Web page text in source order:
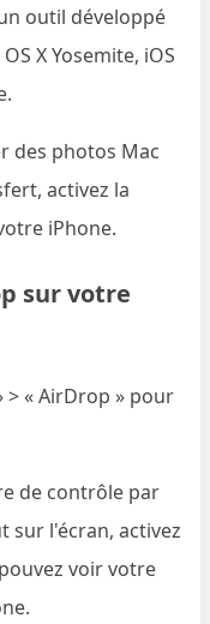
outil développé
X Yosemite, iOS
des photos Mac
activez la
iPhone.
sur votre
> « AirDrop » pour
de contrôle par
sur l'écran, activez
voir votre